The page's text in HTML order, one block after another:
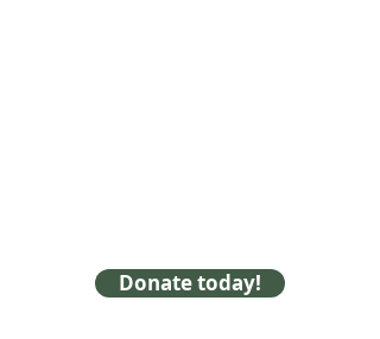
Donate today!